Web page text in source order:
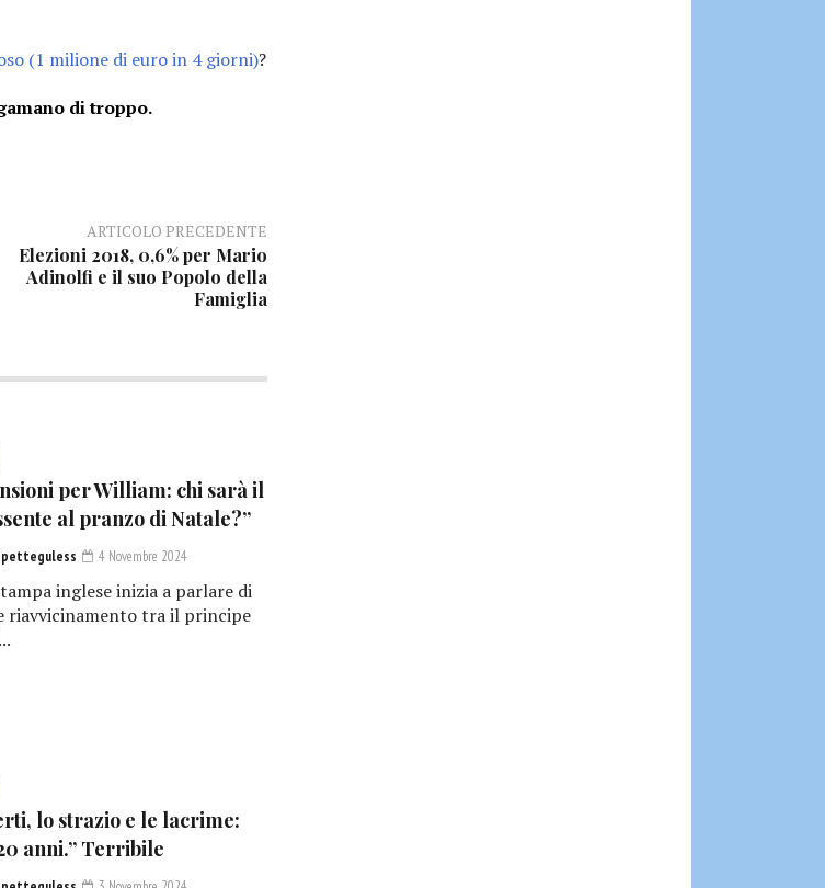
(1 milione di euro in 4 giorni)?
di troppo.
ARTICOLO PRECEDENTE
Elezioni 2018, 0,6% per Mario
Adinolfi e il suo Popolo della
Famiglia
per William: chi sarà il
al pranzo di Natale?”
4 Novembre 2024
inglese inizia a parlare di
riavvicinamento tra il principe
lo strazio e le lacrime:
anni.” Terribile